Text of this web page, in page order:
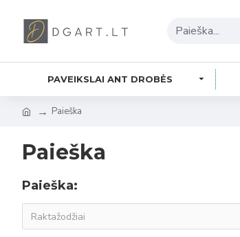
PAVEIKSLAI ANT DROBĖS
Paieška
Paieška
Paieška: